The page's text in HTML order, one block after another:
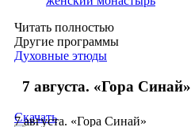
Читать полностью
Другие программы
Духовные этюды
7 августа. «Гора Синай»
7 августа. «Гора Синай»
Скачать